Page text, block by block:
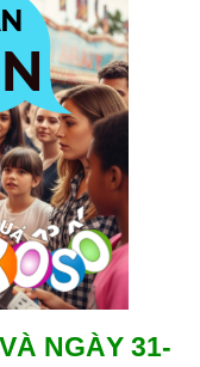
NGÀY 31-